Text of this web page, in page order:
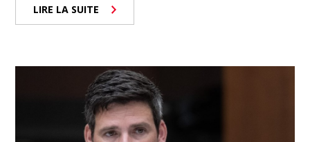
LIRE LA SUITE